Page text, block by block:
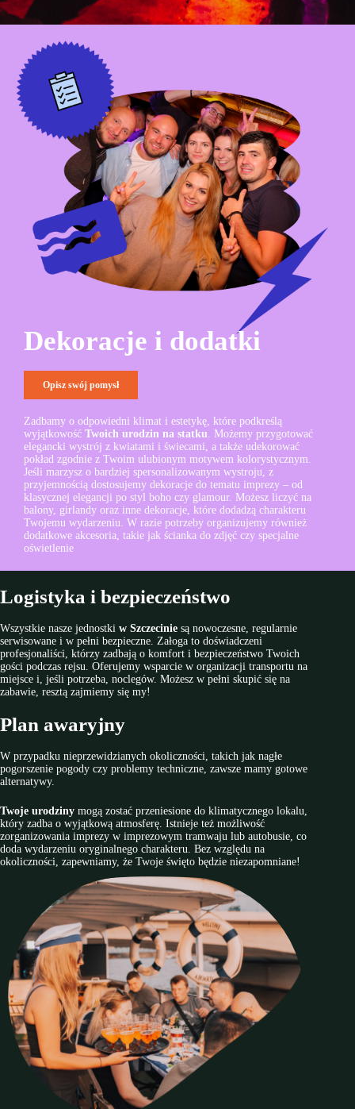
Dekoracje i dodatki
Opisz swój pomysł
Zadbamy o odpowiedni klimat i estetykę, które podkreślą
wyjątkowość Twoich urodzin na statku . Możemy przygotować
elegancki wystrój z kwiatami i świecami, a także udekorować
pokład zgodnie z Twoim ulubionym motywem kolorystycznym.
Jeśli marzysz o bardziej spersonalizowanym wystroju, z
przyjemnością dostosujemy dekoracje do tematu imprezy – od
klasycznej elegancji po styl boho czy glamour. Możesz liczyć na
balony, girlandy oraz inne dekoracje, które dodadzą charakteru
Twojemu wydarzeniu. W razie potrzeby organizujemy również
dodatkowe akcesoria, takie jak ścianka do zdjęć czy specjalne
oświetlenie
Logistyka i bezpieczeństwo
Wszystkie nasze jednostki w Szczecinie są nowoczesne, regularnie
serwisowane i w pełni bezpieczne. Załoga to doświadczeni
profesjonaliści, którzy zadbają o komfort i bezpieczeństwo Twoich
gości podczas rejsu. Oferujemy wsparcie w organizacji transportu na
miejsce i, jeśli potrzeba, noclegów. Możesz w pełni skupić się na
zabawie, resztą zajmiemy się my!
Plan awaryjny
W przypadku nieprzewidzianych okoliczności, takich jak nagłe
pogorszenie pogody czy problemy techniczne, zawsze mamy gotowe
alternatywy.
Twoje urodziny mogą zostać przeniesione do klimatycznego lokalu,
który zadba o wyjątkową atmosferę. Istnieje też możliwość
zorganizowania imprezy w imprezowym tramwaju lub autobusie, co
doda wydarzeniu oryginalnego charakteru. Bez względu na
okoliczności, zapewniamy, że Twoje święto będzie niezapomniane!